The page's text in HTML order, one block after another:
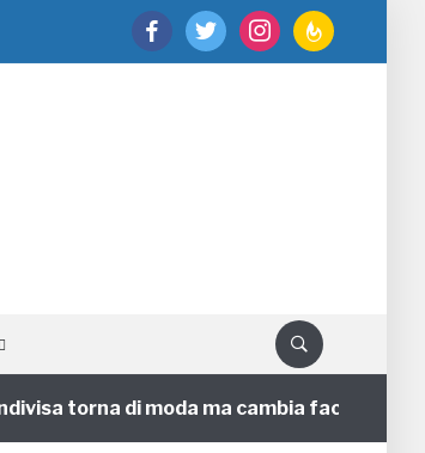
facebooktwitter instagramfeedburner
torna di moda ma cambia faccia